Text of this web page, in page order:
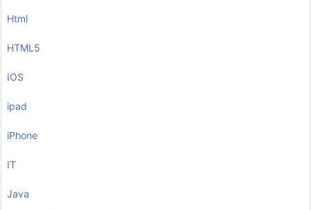
Html
HTML5
IOS
ipad
iPhone
IT
Java